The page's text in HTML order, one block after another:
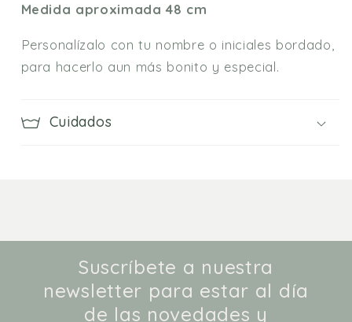
Medida aproximada 48 cm
Personalízalo con tu nombre o iniciales bordado,
para hacerlo aun más bonito y especial.
Cuidados
Suscríbete a nuestra
newsletter para estar al día
de las novedades y